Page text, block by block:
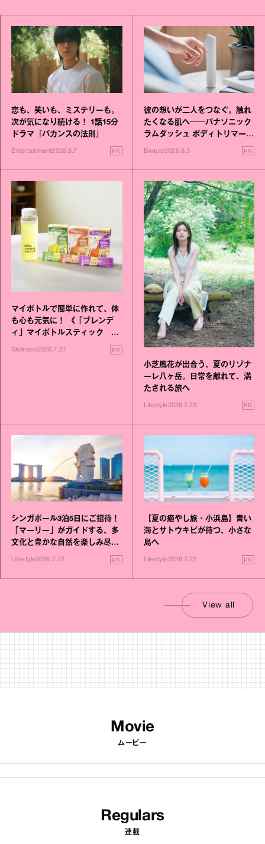
恋も、笑いも、ミステリーも。
次が気になり続ける！ 1話15分
ドラマ『バカンスの法則』
Entertainment2026.8.7 PR
彼の想いが二人をつなぐ。触れ
たくなる肌へ──パナソニック
ラムダッシュ ボディトリマーが
Beauty2026.8.5 PR
マイボトルで簡単に作れて、体
も心も元気に！ 《「ブレンデ
ィ」マイボトルスティック い
いこと毎日》シリーズが誕生
Wellness2026.7.27 PR
小芝風花が出合う、夏のリゾナ
ーレ八ヶ岳。日常を離れて、満
たされる旅へ
Lifestyle2026.7.23 PR
シンガポール3泊5日にご招待！
「マーリー」がガイドする、多
文化と豊かな自然を楽しみ尽く
Lifestyle2026.7.22 PR
【夏の癒やし旅・小浜島】青い
海とサトウキビが待つ、小さな
島へ
Lifestyle2026.7.22 PR
View all
Movie
ムービー
Regulars
連載